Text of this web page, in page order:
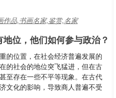
作品,书画名家,鉴赏,名家
位，他们如何参与政治？
的位置，在社会经济普遍发展的
的社会的地位突飞猛进，但在古
至存在一些不平等现象。在古代
文化的影响，导致商人普遍不受